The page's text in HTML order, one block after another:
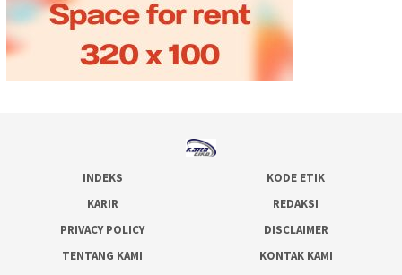
INDEKS
KODE ETIK
KARIR
REDAKSI
PRIVACY POLICY
DISCLAIMER
TENTANG KAMI
KONTAK KAMI